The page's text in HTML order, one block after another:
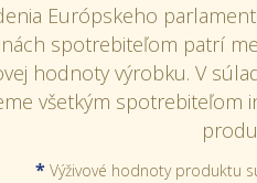
Európskeho
spotrebiteľom patrí
hodnoty výrobku. V
všetkým spotrebiteľom
*Výživové hodnoty produktu